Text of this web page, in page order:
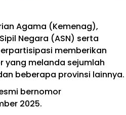
Agama (Kemenag),
Negara (ASN) serta
memberikan
yang melanda sejumlah
beberapa provinsi lainnya.
bernomor
2025.